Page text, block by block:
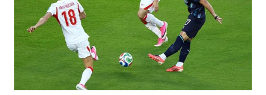
WN
PRIANGAN
TIMUR
WN